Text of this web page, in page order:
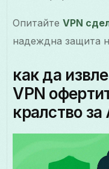
ОпитайтеVPN
надеждна защита
как да
VPN
кралство за